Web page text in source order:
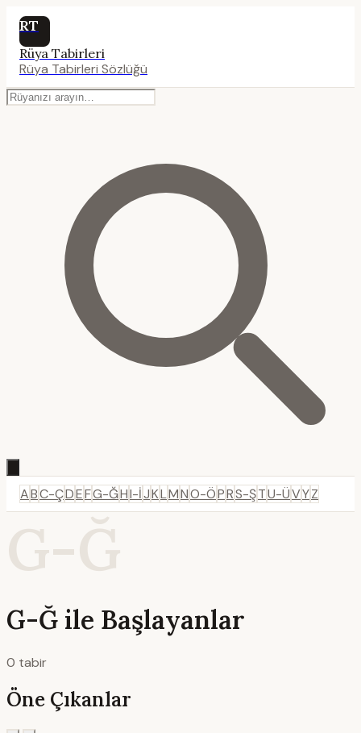
RT
Rüya Tabirleri
Rüya Tabirleri Sözlüğü
ABC-ÇDEFG-ĞHI-İJKLMNO-ÖPRS-ŞTU-ÜVYZ
G-Ğ
G-Ğ ile Başlayanlar
0 tabir
Öne Çıkanlar